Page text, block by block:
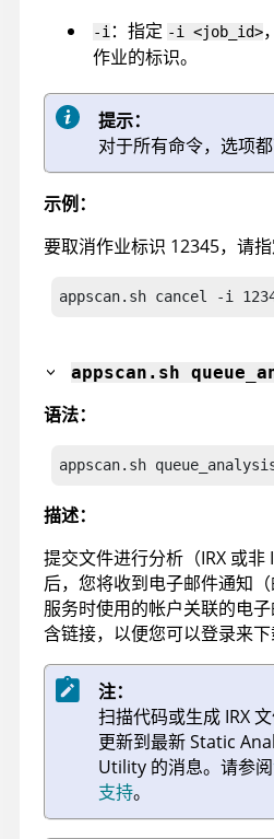
-i ：指定 -i <job_id>
作业的标识。
提示：
对于所有命令，选项
示例：
要取消作业标识 12345，请指
appscan.sh cancel -i
appscan .sh
语法：
appscan.sh
描述：
提交文件进行分析（IRX 或非
后，您将收到电子邮件通知
服务时使用的帐户关联的电
含链接，以便您可以登录来下
注：
扫描代码或生成 IRX
更新到最新Static
Utility 的消息。 请参阅
支持。